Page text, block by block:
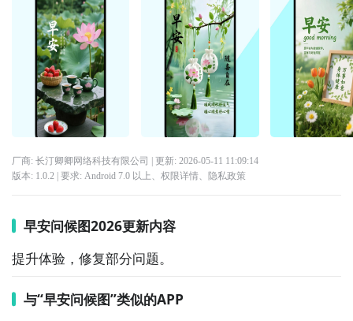
厂商: 长汀卿卿网络科技有限公司 | 更新: 2026-05-11 11:09:14
版本: 1.0.2 | 要求: Android 7.0 以上、 权限详情、 隐私政策
早安问候图2026更新内容
提升体验，修复部分问题。
与“早安问候图”类似的APP